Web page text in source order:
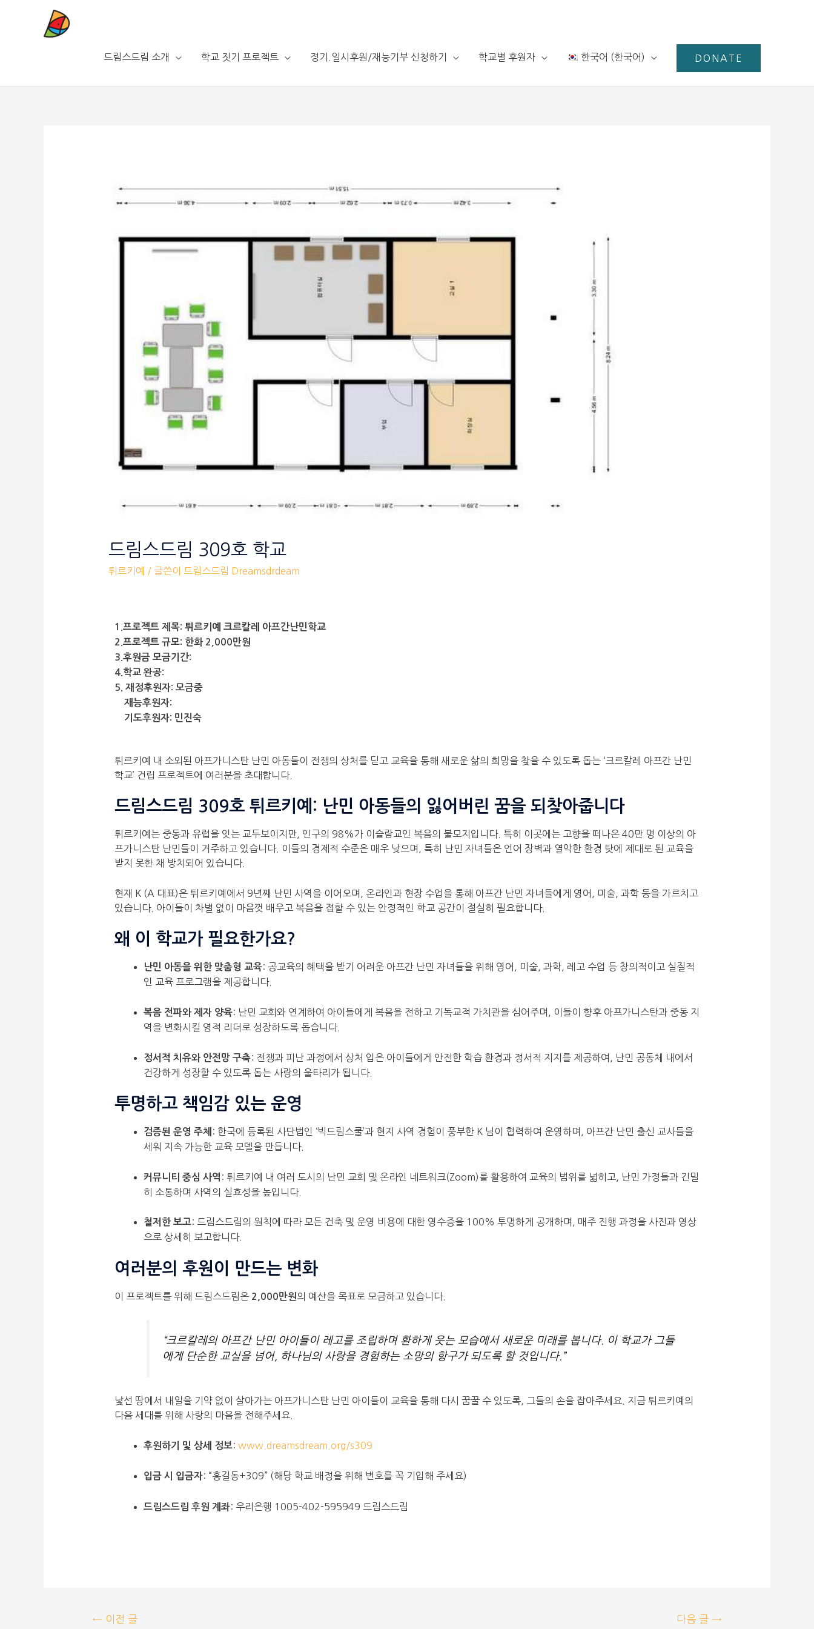
드림스드림 소개 학교 짓기 프로젝트 정기.일시후원/재능기부 신청하기 학교별 후원자 한국어 (한국어 ) DONATE
드림스드림 309호 학교
튀르키예 / 글쓴이 드림스드림 Dreamsdrdeam
1.프로젝트 제목: 튀르키예 크르칼레 아프간난민학교
2.프로젝트 규모: 한화 2,000만원
3.후원금 모금기간:
4.학교 완공:
5. 재정후원자: 모금중
재능후원자:
기도후원자: 민진숙
튀르키예 내 소외된 아프가니스탄 난민 아동들이 전쟁의 상처를 딛고 교육을 통해 새로운 삶의 희망을 찾을 수 있도록 돕는 ‘크르칼레 아프간 난민
학교’ 건립 프로젝트에 여러분을 초대합니다.
드림스드림 309호 튀르키예: 난민 아동들의 잃어버린 꿈을 되찾아줍니다
튀르키예는 중동과 유럽을 잇는 교두보이지만, 인구의 98%가 이슬람교인 복음의 불모지입니다. 특히 이곳에는 고향을 떠나온 40만 명 이상의 아
프가니스탄 난민들이 거주하고 있습니다. 이들의 경제적 수준은 매우 낮으며, 특히 난민 자녀들은 언어 장벽과 열악한 환경 탓에 제대로 된 교육을
받지 못한 채 방치되어 있습니다.
현재 K (A 대표)은 튀르키예에서 9년째 난민 사역을 이어오며, 온라인과 현장 수업을 통해 아프간 난민 자녀들에게 영어, 미술, 과학 등을 가르치고
있습니다. 아이들이 차별 없이 마음껏 배우고 복음을 접할 수 있는 안정적인 학교 공간이 절실히 필요합니다.
왜 이 학교가 필요한가요?
난민 아동을 위한 맞춤형 교육: 공교육의 혜택을 받기 어려운 아프간 난민 자녀들을 위해 영어, 미술, 과학, 레고 수업 등 창의적이고 실질적
인 교육 프로그램을 제공합니다.
복음 전파와 제자 양육: 난민 교회와 연계하여 아이들에게 복음을 전하고 기독교적 가치관을 심어주며, 이들이 향후 아프가니스탄과 중동 지
역을 변화시킬 영적 리더로 성장하도록 돕습니다.
정서적 치유와 안전망 구축: 전쟁과 피난 과정에서 상처 입은 아이들에게 안전한 학습 환경과 정서적 지지를 제공하여, 난민 공동체 내에서
건강하게 성장할 수 있도록 돕는 사랑의 울타리가 됩니다.
투명하고 책임감 있는 운영
검증된 운영 주체 : 한국에 등록된 사단법인 ‘빅드림스쿨’과 현지 사역 경험이 풍부한 K 님이 협력하여 운영하며, 아프간 난민 출신 교사들을
세워 지속 가능한 교육 모델을 만듭니다.
커뮤니티 중심 사역 : 튀르키예 내 여러 도시의 난민 교회 및 온라인 네트워크(Zoom)를 활용하여 교육의 범위를 넓히고, 난민 가정들과 긴밀
히 소통하며 사역의 실효성을 높입니다.
철저한 보고: 드림스드림의 원칙에 따라 모든 건축 및 운영 비용에 대한 영수증을 100% 투명하게 공개하며, 매주 진행 과정을 사진과 영상
으로 상세히 보고합니다.
여러분의 후원이 만드는 변화
이 프로젝트를 위해 드림스드림은 2,000만원 의 예산을 목표로 모금하고 있습니다.
“크르칼레의 아프간 난민 아이들이 레고를 조립하며 환하게 웃는 모습에서 새로운 미래를 봅니다. 이 학교가 그들
에게 단순한 교실을 넘어, 하나님의 사랑을 경험하는 소망의 항구가 되도록 할 것입니다.”
낯선 땅에서 내일을 기약 없이 살아가는 아프가니스탄 난민 아이들이 교육을 통해 다시 꿈꿀 수 있도록, 그들의 손을 잡아주세요. 지금 튀르키예의
다음 세대를 위해 사랑의 마음을 전해주세요.
후원하기 및 상세 정보: www.dreamsdream.org/s309
입금 시 입금자: “홍길동+309” (해당 학교 배정을 위해 번호를 꼭 기입해 주세요)
드림스드림 후원 계좌: 우리은행 1005-402-595949 드림스드림
←이전 글 다음 글→